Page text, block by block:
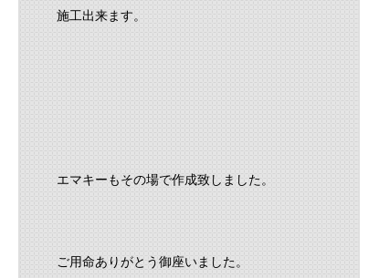
施工出来ます。
エマキーもその場で作成致しました。
ご用命ありがとう御座いました。